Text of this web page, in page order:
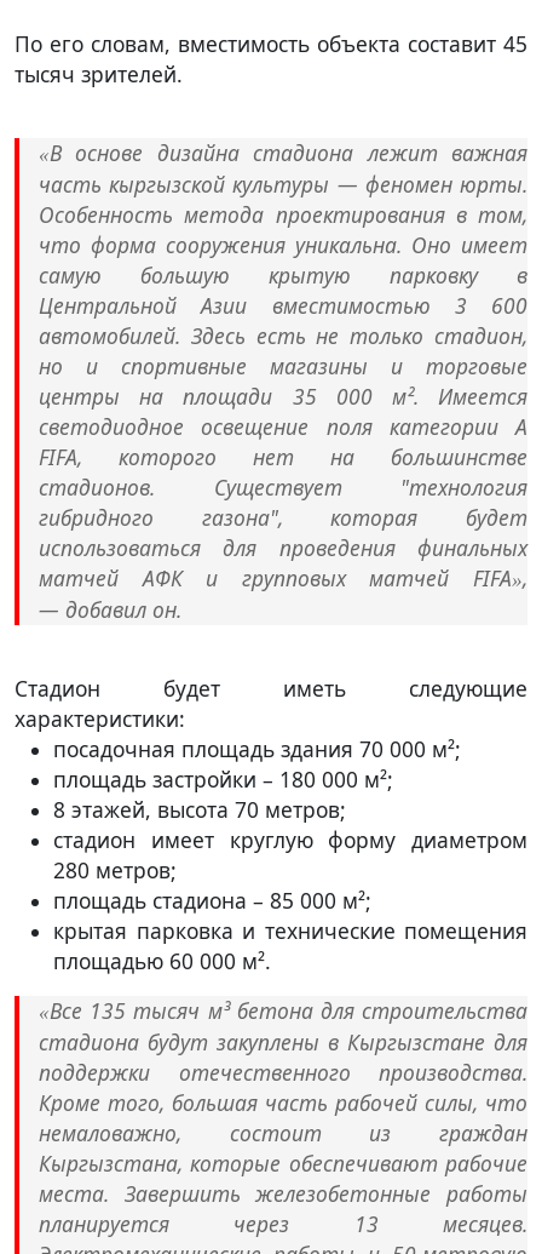
По его словам, вместимость объекта составит 45
тысяч зрителей.
«В основе дизайна стадиона лежит важная
часть кыргызской культуры — феномен юрты.
Особенность метода проектирования в том,
что форма сооружения уникальна. Оно имеет
самую большую крытую парковку в
Центральной Азии вместимостью 3 600
автомобилей. Здесь есть не только стадион,
но и спортивные магазины и торговые
центры на площади 35 000 м². Имеется
светодиодное освещение поля категории А
FIFA, которого нет на большинстве
стадионов. Существует "технология
гибридного газона", которая будет
использоваться для проведения финальных
матчей АФК и групповых матчей FIFA»,
— добавил он.
Стадион будет иметь следующие
характеристики:
посадочная площадь здания 70 000 м²;
площадь застройки – 180 000 м²;
8 этажей, высота 70 метров;
стадион имеет круглую форму диаметром
280 метров;
площадь стадиона – 85 000 м²;
крытая парковка и технические помещения
площадью 60 000 м².
«Все 135 тысяч м³ бетона для строительства
стадиона будут закуплены в Кыргызстане для
поддержки отечественного производства.
Кроме того, большая часть рабочей силы, что
немаловажно, состоит из граждан
Кыргызстана, которые обеспечивают рабочие
места. Завершить железобетонные работы
планируется через 13 месяцев.